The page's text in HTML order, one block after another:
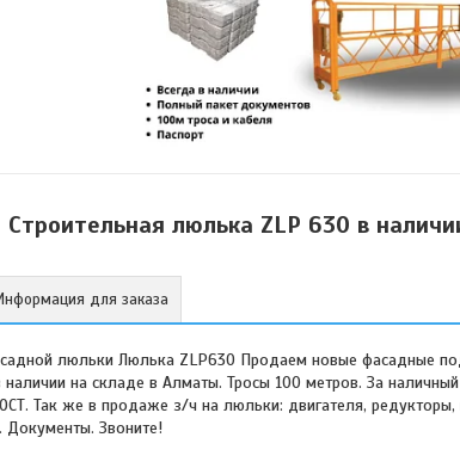
Строительная люлька ZLP 630 в
для заказа
люльки Люлька ZLP630 Продаем новые фасадные
на складе в Алматы. Тросы 100 метров. За
Так же в продаже з/ч на люльки: двигателя,
Документы. Звоните!